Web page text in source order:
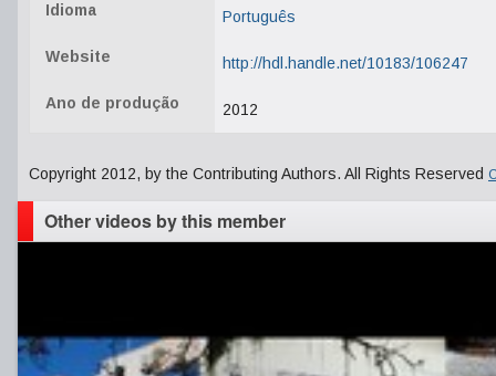
Idioma Português
Website http://hdl.handle.net/10183/106247
Ano de produção 2012
Copyright 2012, by the Contributing Authors. All Rights Reserved
Other videos by this member